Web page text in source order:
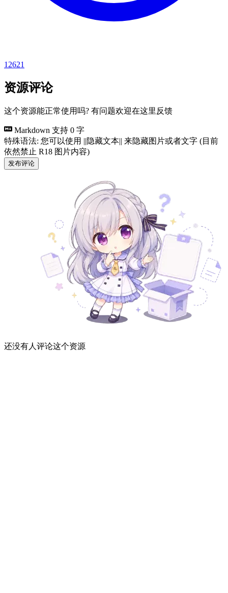
12621
资源评论
这个资源能正常使用吗? 有问题欢迎在这里反馈
Markdown 支持 0 字
特殊语法: 您可以使用 ||隐藏文本|| 来隐藏图片或者文字 (目前
依然禁止 R18 图片内容)
发布评论
还没有人评论这个资源